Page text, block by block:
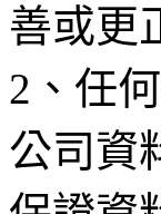
善或更
2、任
公司資